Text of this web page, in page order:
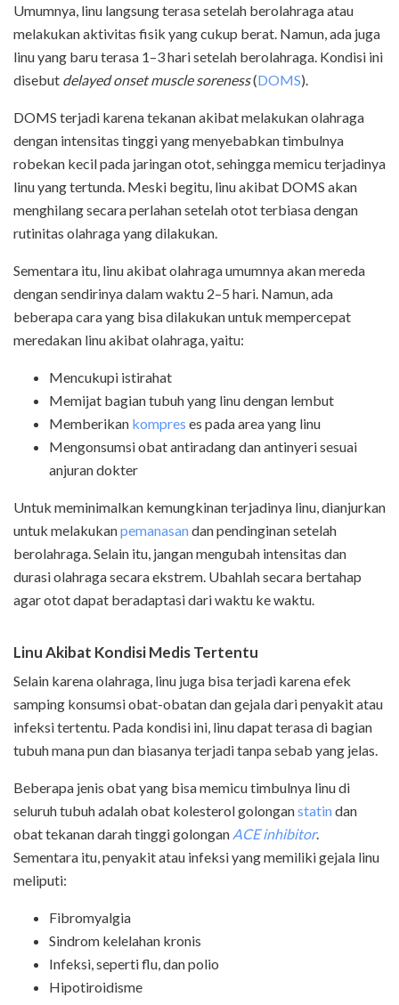
Umumnya, linu langsung terasa setelah berolahraga atau
melakukan aktivitas fisik yang cukup berat. Namun, ada juga
linu yang baru terasa 1–3 hari setelah berolahraga. Kondisi ini
disebut delayed onset muscle soreness(DOMS).
DOMS terjadi karena tekanan akibat melakukan olahraga
dengan intensitas tinggi yang menyebabkan timbulnya
robekan kecil pada jaringan otot, sehingga memicu terjadinya
linu yang tertunda. Meski begitu, linu akibat DOMS akan
menghilang secara perlahan setelah otot terbiasa dengan
rutinitas olahraga yang dilakukan.
Sementara itu, linu akibat olahraga umumnya akan mereda
dengan sendirinya dalam waktu 2–5 hari. Namun, ada
beberapa cara yang bisa dilakukan untuk mempercepat
meredakan linu akibat olahraga, yaitu:
Mencukupi istirahat
Memijat bagian tubuh yang linu dengan lembut
Memberikan kompres es pada area yang linu
Mengonsumsi obat antiradang dan antinyeri sesuai
anjuran dokter
Untuk meminimalkan kemungkinan terjadinya linu, dianjurkan
untuk melakukanpemanasandan pendinginan setelah
berolahraga. Selain itu, jangan mengubah intensitas dan
durasi olahraga secara ekstrem. Ubahlah secara bertahap
agar otot dapat beradaptasi dari waktu ke waktu.
Linu Akibat Kondisi Medis Tertentu
Selain karena olahraga, linu juga bisa terjadi karena efek
samping konsumsi obat-obatan dan gejala dari penyakit atau
infeksi tertentu. Pada kondisi ini, linu dapat terasa di bagian
tubuh mana pun dan biasanya terjadi tanpa sebab yang jelas.
Beberapa jenis obat yang bisa memicu timbulnya linu di
seluruh tubuh adalah obat kolesterol golonganstatindan
obat tekanan darah tinggi golongan ACE inhibitor.
Sementara itu, penyakit atau infeksi yang memiliki gejala linu
meliputi:
Fibromyalgia
Sindrom kelelahan kronis
Infeksi, seperti flu, dan polio
Hipotiroidisme